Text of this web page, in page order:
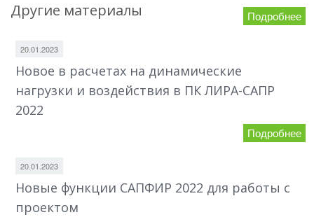
Другие материалы Подробнее
20.01.2023
Новое в расчетах на динамические
нагрузки и воздействия в ПК ЛИРА-САПР
2022
Подробнее
20.01.2023
Новые функции САПФИР 2022 для работы с
проектом